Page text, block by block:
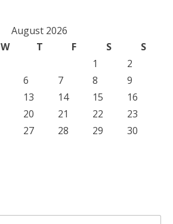
August 2026
W T F S
S
1
2
6 7 8
9
13 14 15
16
20 21 22
23
27 28 29
30